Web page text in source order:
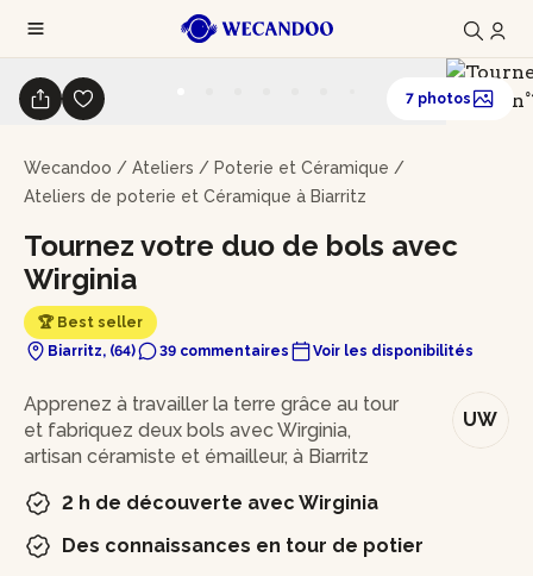
Wecandoo / Ateliers / Poterie et Céramique /
Ateliers de poterie et Céramique à Biarritz
Tournez votre duo de bols avec
Wirginia
🏆 Best seller
Biarritz, (64)
39 commentaires Voir les disponibilités
7 photos
En bref
UW
Apprenez à travailler la terre grâce au tour
et fabriquez deux bols avec Wirginia,
artisan céramiste et émailleur, à Biarritz
2 h de découverte avec Wirginia
Des connaissances en tour de potier